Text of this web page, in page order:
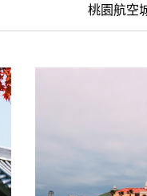
桃園航空